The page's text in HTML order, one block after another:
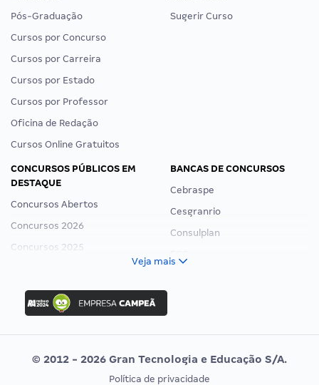
Pós-Graduação
Cursos por Concurso
Cursos por Carreira
Cursos por Estado
Cursos por Professor
Oficina de Redação
Cursos Online Gratuitos
Sugerir Curso
CONCURSOS PÚBLICOS EM
DESTAQUE
Concursos Abertos
Concursos 2026
Concursos 2025
Concurso Ibama
Concurso MPU
Editais publicados
BANCAS DE CONCURSOS
Cebraspe
Cesgranrio
Consulplan
Vunesp
Veja mais
© 2012 - 2026 Gran Tecnologia e Educação S/A.
Política de privacidade